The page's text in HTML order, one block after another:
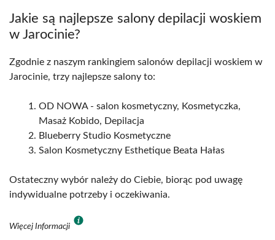
Jakie są najlepsze salony depilacji woskiem
w Jarocinie?
Zgodnie z naszym rankingiem salonów depilacji woskiem w
Jarocinie, trzy najlepsze salony to:
OD NOWA - salon kosmetyczny, Kosmetyczka,
Masaż Kobido, Depilacja
Blueberry Studio Kosmetyczne
Salon Kosmetyczny Esthetique Beata Hałas
Ostateczny wybór należy do Ciebie, biorąc pod uwagę
indywidualne potrzeby i oczekiwania.
Więcej Informacji